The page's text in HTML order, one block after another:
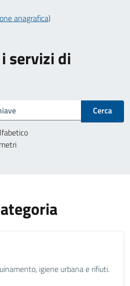
servizi di
Cerca
anagrafica)
igiene urbana e rifiuti.